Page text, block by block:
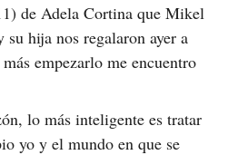
de Adela Cortina que Mikel
hija nos regalaron ayer a
empezarlo me encuentro
lo más inteligente es tratar
yo y el mundo en que se